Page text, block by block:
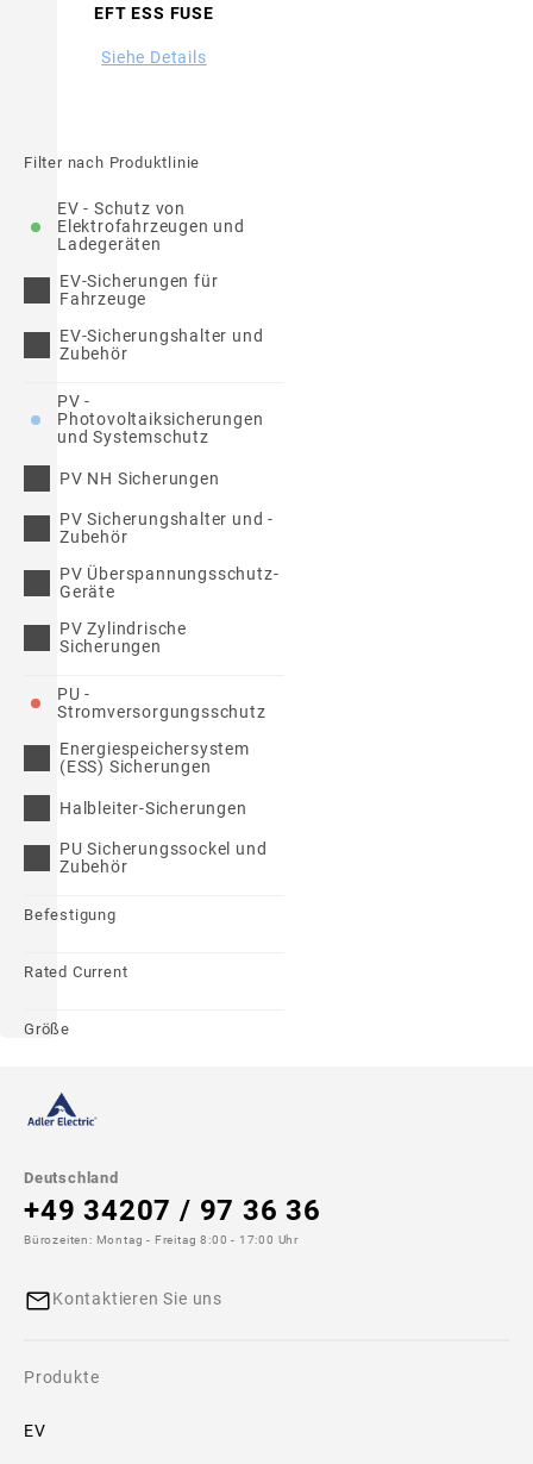
Filter nach Produktlinie
EV - Schutz von
Elektrofahrzeugen und
Ladegeräten
EV-Sicherungen für
Fahrzeuge
EV-Sicherungshalter und
Zubehör
PV -
Photovoltaiksicherungen
und Systemschutz
PV NH Sicherungen
PV Sicherungshalter und -
Zubehör
PV Überspannungsschutz-
Geräte
PV Zylindrische
Sicherungen
PU -
Stromversorgungsschutz
Energiespeichersystem
(ESS) Sicherungen
Halbleiter-Sicherungen
PU Sicherungssockel und
Zubehör
Befestigung
Rated Current
Größe
EFT ESS FUSE
Siehe Details
Deutschland
+49 34207 / 97 36 36
Bürozeiten: Montag - Freitag 8:00 - 17:00 Uhr
Kontaktieren Sie uns
Produkte
EV